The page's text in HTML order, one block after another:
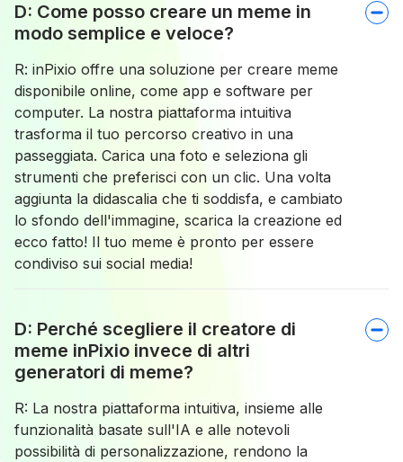
D: Come posso creare un meme in
modo semplice e veloce?
R: inPixio offre una soluzione per creare meme
disponibile online, come app e software per
computer. La nostra piattaforma intuitiva
trasforma il tuo percorso creativo in una
passeggiata. Carica una foto e seleziona gli
strumenti che preferisci con un clic. Una volta
aggiunta la didascalia che ti soddisfa, e cambiato
lo sfondo dell'immagine, scarica la creazione ed
ecco fatto! Il tuo meme è pronto per essere
condiviso sui social media!
D: Perché scegliere il creatore di
meme inPixio invece di altri
generatori di meme?
R: La nostra piattaforma intuitiva, insieme alle
funzionalità basate sull'IA e alle notevoli
possibilità di personalizzazione, rendono la